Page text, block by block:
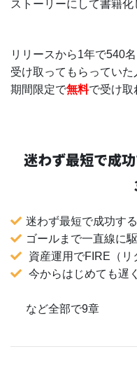
ストーリーにして書籍化
リリースから1年で540
受け取ってもらっていた
期間限定で無料で受け取
迷わず最短で成
迷わず最短で成功す
ゴールまで一直線に
資産運用でFIRE（リ
今からはじめても遅
など全部で9章